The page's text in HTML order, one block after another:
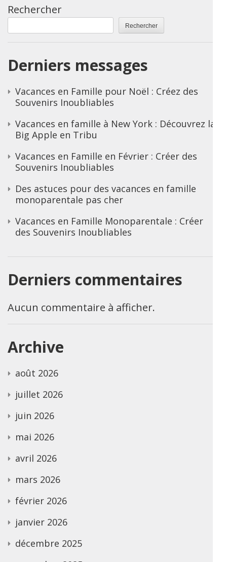
Rechercher
Rechercher
Derniers messages
Vacances en Famille pour Noël : Créez des
Souvenirs Inoubliables
Vacances en famille à New York : Découvrez la
Big Apple en Tribu
Vacances en Famille en Février : Créer des
Souvenirs Inoubliables
Des astuces pour des vacances en famille
monoparentale pas cher
Vacances en Famille Monoparentale : Créer
des Souvenirs Inoubliables
Derniers commentaires
Aucun commentaire à afficher.
Archive
août 2026
juillet 2026
juin 2026
mai 2026
avril 2026
mars 2026
février 2026
janvier 2026
décembre 2025